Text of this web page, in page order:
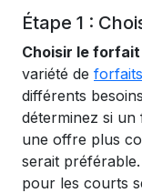
Étape 1 :
Choisir le forfait
variété de
différents
déterminez si
une offre plus
serait
pour les courts